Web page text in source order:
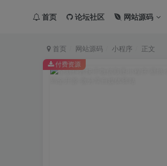
首页 论坛社区 网站源码
首页 网站源码 小程序 正文
付费资源